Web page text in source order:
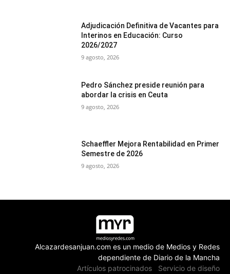
Adjudicación Definitiva de Vacantes para
Interinos en Educación: Curso
2026/2027
9 agosto, 2026
Pedro Sánchez preside reunión para
abordar la crisis en Ceuta
9 agosto, 2026
Schaeffler Mejora Rentabilidad en Primer
Semestre de 2026
9 agosto, 2026
Alcazardesanjuan.com es un medio de Medios y Redes
dependiente de Diario de la Mancha
Artículos patrocinados
Servicio de diseño